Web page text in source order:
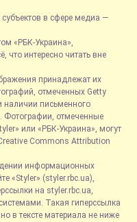
в сфере медиа —
«РБК-Украина»,
интересно читать вне
принадлежат их
отмеченных Getty
наличии письменного
Фотографии, отмеченные
или «РБК-Украина», могут
Commons Attribution
информационных
«Styler» (styler.rbc.ua),
на styler.rbc.ua,
Такая гиперссылка
в тексте материала не ниже